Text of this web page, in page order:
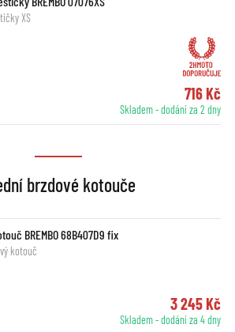
XS
716 Kč
Skladem - dodání za 2 dny
brzdové kotouče
BREMBO 68B407D9 fix
kotouč
3 245 Kč
Skladem - dodání za 4 dny